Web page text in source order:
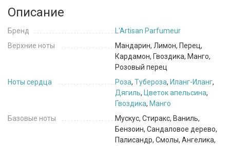
Описание
Бренд
L'Artisan Parfumeur
Верхние ноты
Мандарин, Лимон, Перец,
Кардамон, Гвоздика, Манго,
Розовый перец
Ноты сердца
Роза, Тубероза, Иланг-Иланг,
Дягиль, Цветок апельсина,
Гвоздика, Манго
Базовые ноты
Мускус, Стиракс, Ваниль,
Бензоин, Сандаловое дерево,
Палисандр, Смолы, Ангелика,